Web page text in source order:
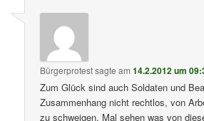
Bürgerprotestsagte am14.2.2012 um
Zum Glück sind auch Soldaten und
Zusammenhang nicht rechtlos, von
zu schweigen. Mal sehen was von